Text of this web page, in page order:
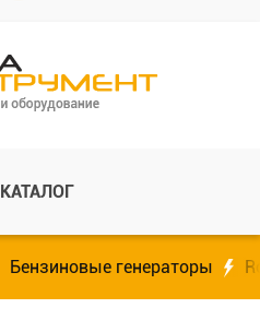
КАТАЛОГ
Бензиновые генераторы